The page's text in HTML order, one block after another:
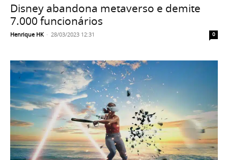
Disney abandona metaverso e demite
7.000 funcionários
Henrique HK - 28/03/2023 12:31 0